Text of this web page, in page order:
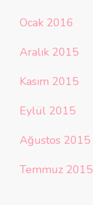
Ocak 2016
Aralık 2015
Kasım 2015
Eylül 2015
Ağustos 2015
Temmuz 2015